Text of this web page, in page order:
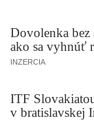
Dovolenka bez
ako sa vyhnúť
INZERCIA
ITF
v bratislavskej